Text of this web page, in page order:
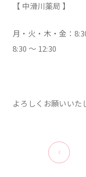
【 中滑川薬局 】
月・火・木・金：
8:30 ～ 12:30
よろしくお願いいた